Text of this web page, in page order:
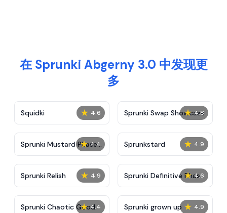
在 Sprunki Abgerny 3.0 中发现更
多
★ 4.6
Squidki ★ 4.8
Sprunki Swap Showcase
★ 4.4
Sprunki Mustard Phase
2
★ 4.9
Sprunkstard
★ 4.9
Sprunki Relish ★ 4.6
Sprunki Definitive Phase
7
★ 4.4
Sprunki Chaotic Good ★ 4.9
Sprunki grown up